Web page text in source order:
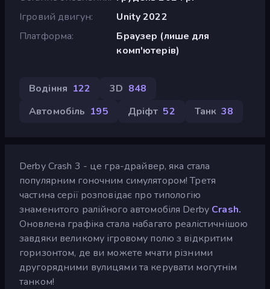
Ігровий двигун
Unity 2022
Платформа
Браузер (лише для
комп'ютерів)
Водіння 122 3D 848
Автомобіль 195 Дріфт 52 Танк 38
Derby Crash 3 - це гра-драйвер, яка стала
популярним гоночним симулятором! Третя
частина серії розповідає про типологію
знаменитого ралійного автомобіля Derby Crash.
Оновлена графіка стала набагато реалістичнішою
завдяки великому ігровому полю з відкритим
горизонтом, де ви можете мчати різними
другорядними вулицями та керувати могутнім
танком!